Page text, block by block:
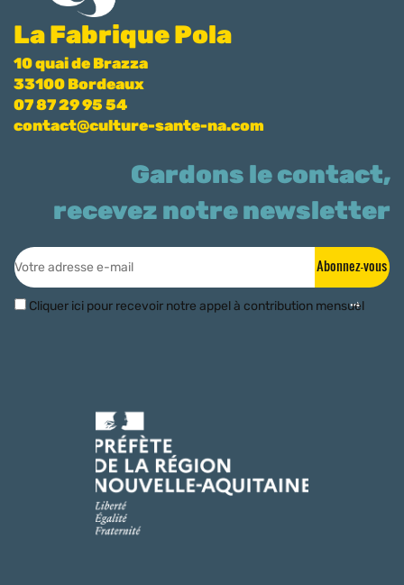
La Fabrique Pola
10 quai de Brazza
33100 Bordeaux
07 87 29 95 54
contact@culture-sante-na.com
Gardons le contact,
recevez notre newsletter
Abonnez-vous
Cliquer ici pour recevoir notre appel à contribution mensuel